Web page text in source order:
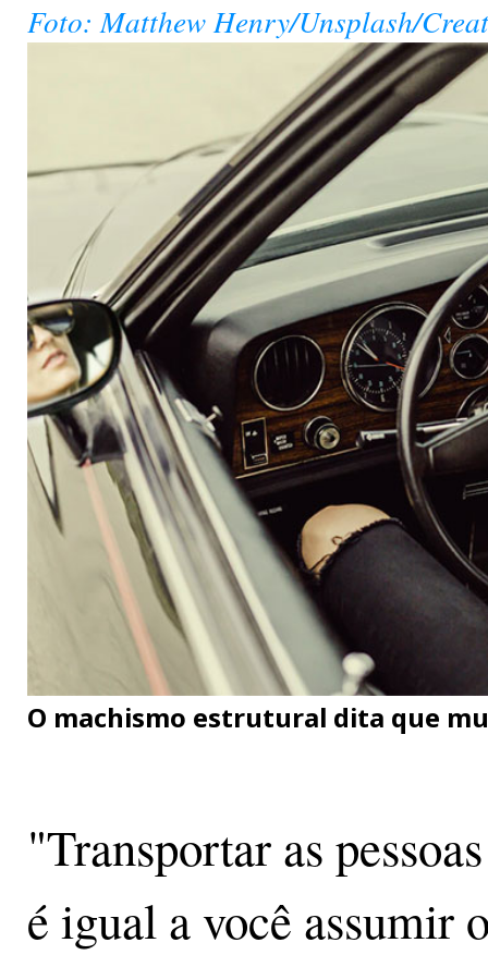
Foto: Matthew Henry/Unsplash/
O machismo estrutural dita que
"Transportar as
é igual a você assumir